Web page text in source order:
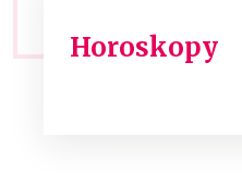
Horoskopy